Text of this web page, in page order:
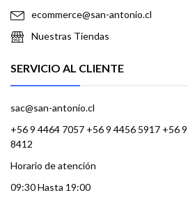
ecommerce@san-antonio.cl
Nuestras Tiendas
SERVICIO AL CLIENTE
sac@san-antonio.cl
+56 9 4464 7057 +56 9 4456 5917 +56
8412
Horario de atención
09:30 Hasta 19:00